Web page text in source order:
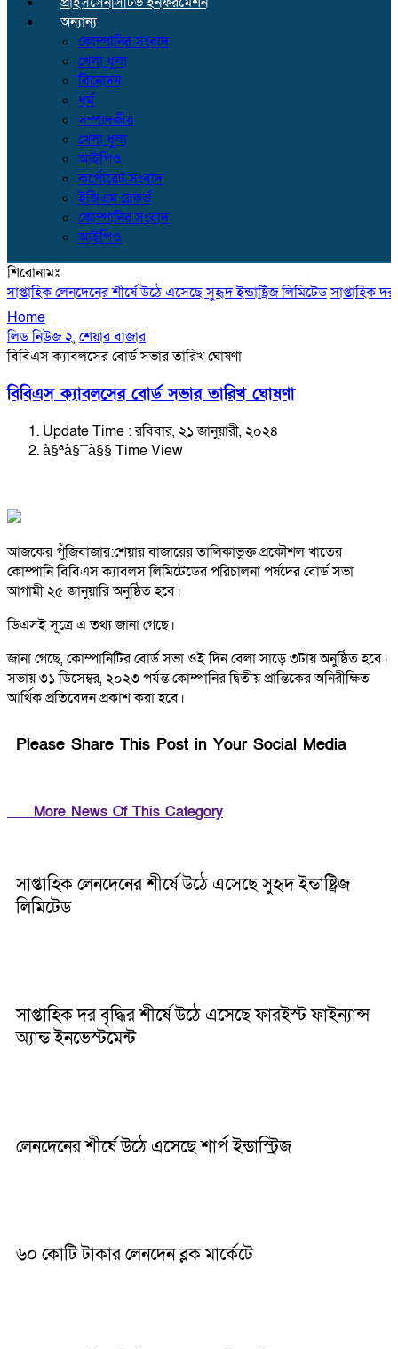
অন্যান্য
কোম্পানির সংবাদ
খেলা ধুলা
বিনোদন
ধর্ম
সম্পাদকীয়
খেলা ধুলা
আইপিও
কর্পোরেট সংবাদ
ইজিএম রেকর্ড
কোম্পানির সংবাদ
আইপিও
শিরোনামঃ
লেনদেনের শীর্ষে উঠে এসেছে সুহৃদ ইন্ডাষ্ট্রিজ লিমিটেডসাপ্তাহিক দর
Home
লিড নিউজ ২,শেয়ার বাজার
বিবিএস ক্যাবলসের বোর্ড সভার তারিখ ঘোষণা
বিবিএস ক্যাবলসের বোর্ড সভার তারিখ ঘোষণা
Update Time : রবিবার, ২১ জানুয়ারী, ২০২৪
à§ªà§¯à§§ Time View
আজকের পুঁজিবাজার:শেয়ার বাজারের তালিকাভুক্ত প্রকৌশল খাতের
কোম্পানি বিবিএস ক্যাবলস লিমিটেডের পরিচালনা পর্ষদের বোর্ড সভা
আগামী ২৫ জানুয়ারি অনুষ্ঠিত হবে।
ডিএসই সূত্রে এ তথ্য জানা গেছে।
জানা গেছে, কোম্পানিটির বোর্ড সভা ওই দিন বেলা সাড়ে ৩টায় অনুষ্ঠিত হবে।
সভায় ৩১ ডিসেম্বর, ২০২৩ পর্যন্ত কোম্পানির দ্বিতীয় প্রান্তিকের অনিরীক্ষিত
আর্থিক প্রতিবেদন প্রকাশ করা হবে।
Please Share This Post in Your Social Media
More News Of This Category
সাপ্তাহিক লেনদেনের শীর্ষে উঠে এসেছে সুহৃদ ইন্ডাষ্ট্রিজ
লিমিটেড
সাপ্তাহিক দর বৃদ্ধির শীর্ষে উঠে এসেছে ফারইস্ট ফাইন্যান্স
অ্যান্ড ইনভেস্টমেন্ট
লেনদেনের শীর্ষে উঠে এসেছে শার্প ইন্ডাস্ট্রিজ
৬০ কোটি টাকার লেনদেন ব্লক মার্কেটে